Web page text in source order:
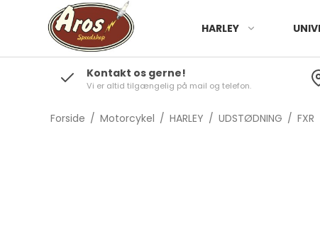
HARLEY
Kontakt os gerne!
Vi er altid tilgængelig på mail og telefon.
Forside / Motorcykel / HARLEY / UDSTØDNING / FXR